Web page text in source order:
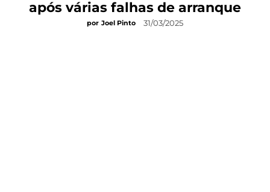
após várias falhas de arranque
por Joel Pinto 31/03/2025